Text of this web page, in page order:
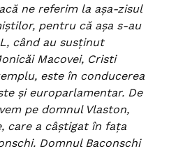
ne referim la aşa-zisul
pentru că aşa s-au
când au susţinut
Macovei, Cristi
este în conducerea
şi europarlamentar. De
pe domnul Vlaston,
care a câştigat în faţa
Domnul Baconschi